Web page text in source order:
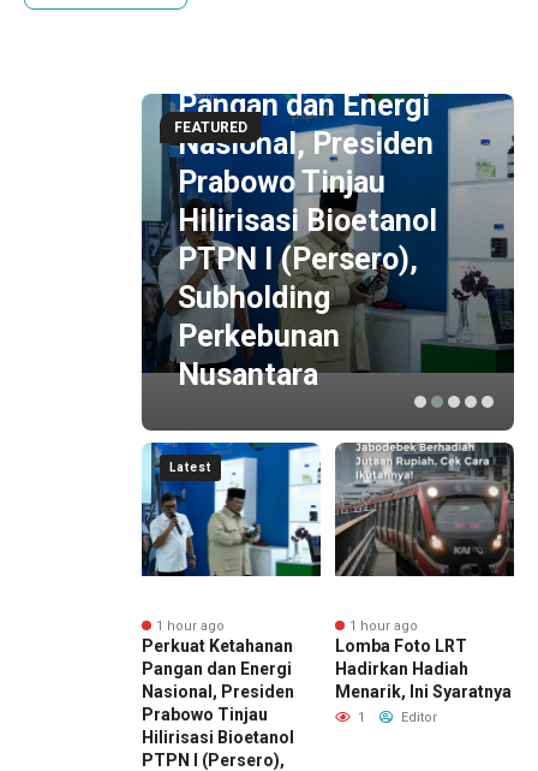
FEATURED
Pangan dan Energi
Nasional, Presiden
Prabowo Tinjau
Hilirisasi Bioetanol
PTPN I (Persero),
Subholding
Perkebunan
Nusantara
Latest
1 hour ago
Perkuat Ketahanan
Pangan dan Energi
Nasional, Presiden
Prabowo Tinjau
Hilirisasi Bioetanol
PTPN I (Persero),
1 hour ago
Lomba Foto LRT
Hadirkan Hadiah
Menarik, Ini Syaratnya
1 Editor